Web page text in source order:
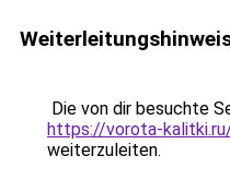
Die von dir besuchte
https://vorota-
weiterzuleiten.